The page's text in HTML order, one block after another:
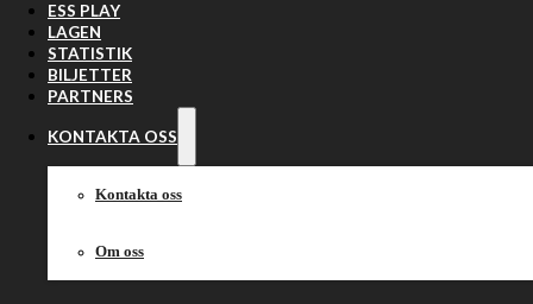
ESS PLAY
LAGEN
STATISTIK
BILJETTER
PARTNERS
KONTAKTA OSS
Kontakta oss
Om oss